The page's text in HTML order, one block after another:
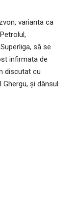
varianta ca
să se
infirmata de
discutat cu
și dânsul